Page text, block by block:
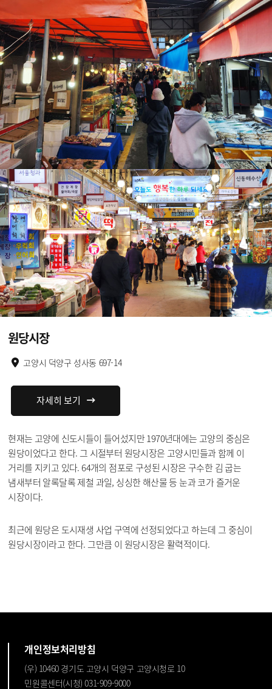
원당시장
고양시 덕양구 성사동 697-14
자세히 보기
현재는 고양에 신도시들이 들어섰지만 1970년대에는 고양의 중심은
원당이었다고 한다. 그 시절부터 원당시장은 고양시민들과 함께 이
거리를 지키고 있다. 64개의 점포로 구성된 시장은 구수한 김 굽는
냄새부터 알록달록 제철 과일, 싱싱한 해산물 등 눈과 코가 즐거운
시장이다.
최근에 원당은 도시재생 사업 구역에 선정되었다고 하는데 그 중심이
원당시장이라고 한다. 그만큼 이 원당시장은 활력적이다.
개인정보처리방침
(우) 10460 경기도 고양시 덕양구 고양시청로 10
민원콜센터(시청) 031-909-9000